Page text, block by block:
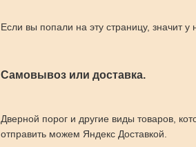
Если вы попали на эту страницу, значит у
Самовывоз или доставка.
Дверной порог и другие виды товаров,
отправить можем Яндекс Доставкой.